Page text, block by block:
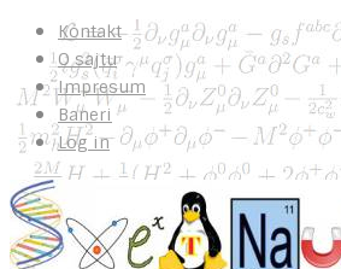
Kontakt
O sajtu
Impresum
Baneri
Log in